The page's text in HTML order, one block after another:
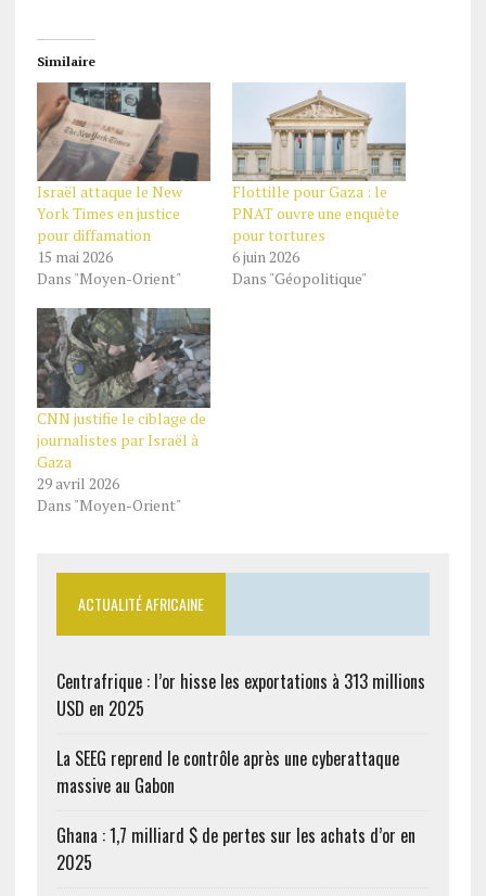
Similaire
Israël attaque le New
York Times en justice
pour diffamation
15 mai 2026
Dans "Moyen-Orient"
Flottille pour Gaza : le
PNAT ouvre une enquête
pour tortures
6 juin 2026
Dans "Géopolitique"
CNN justifie le ciblage de
journalistes par Israël à
Gaza
29 avril 2026
Dans "Moyen-Orient"
ACTUALITÉ AFRICAINE
Centrafrique : l’or hisse les exportations à 313 millions
USD en 2025
La SEEG reprend le contrôle après une cyberattaque
massive au Gabon
Ghana : 1,7 milliard $ de pertes sur les achats d’or en
2025